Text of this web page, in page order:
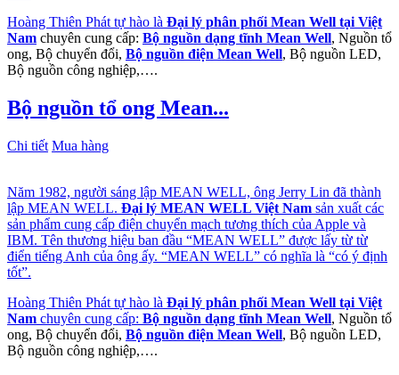
Hoàng Thiên Phát tự hào là Đại lý phân phối Mean Well tại Việt
Nam chuyên cung cấp: Bộ nguồn dạng tĩnh Mean Well, Nguồn tổ
ong, Bộ chuyển đổi, Bộ nguồn điện Mean Well, Bộ nguồn LED,
Bộ nguồn công nghiệp,….
Bộ nguồn tổ ong Mean...
Chi tiết Mua hàng
Năm 1982, người sáng lập MEAN WELL, ông Jerry Lin đã thành
lập MEAN WELL. Đại lý MEAN WELL Việt Nam sản xuất các
sản phẩm cung cấp điện chuyển mạch tương thích của Apple và
IBM. Tên thương hiệu ban đầu “MEAN WELL” được lấy từ từ
điển tiếng Anh của ông ấy. “MEAN WELL” có nghĩa là “có ý định
tốt”.
Hoàng Thiên Phát tự hào là Đại lý phân phối Mean Well tại Việt
Nam chuyên cung cấp: Bộ nguồn dạng tĩnh Mean Well, Nguồn tổ
ong, Bộ chuyển đổi, Bộ nguồn điện Mean Well, Bộ nguồn LED,
Bộ nguồn công nghiệp,….